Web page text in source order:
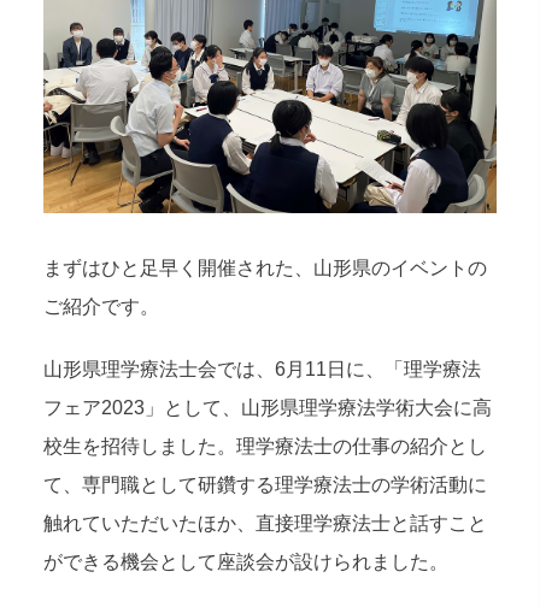
まずはひと足早く開催された、山形県のイベントの
ご紹介です。
山形県理学療法士会では、6月11日に、「理学療法
フェア2023」として、山形県理学療法学術大会に高
校生を招待しました。理学療法士の仕事の紹介とし
て、専門職として研鑽する理学療法士の学術活動に
触れていただいたほか、直接理学療法士と話すこと
ができる機会として座談会が設けられました。